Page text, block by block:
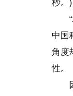
秒。)
中国
角度
性。